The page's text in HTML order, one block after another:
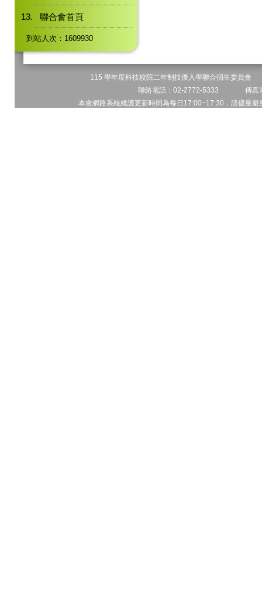
聯合會首頁
到站人次：1609930
115 學年度科技校院二年制技優入學聯合招生委員
聯絡電話：02-2772-5333 傳
本會網路系統維護更新時間為每日17:00~17:30，請儘量